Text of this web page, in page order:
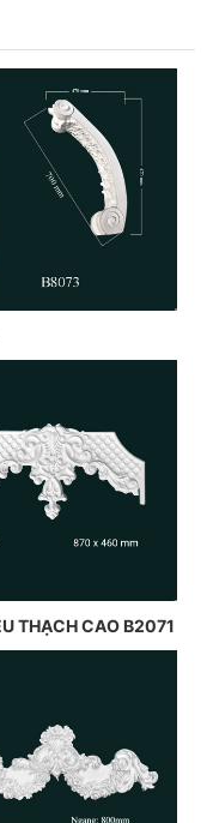
THẠCH CAO B2071